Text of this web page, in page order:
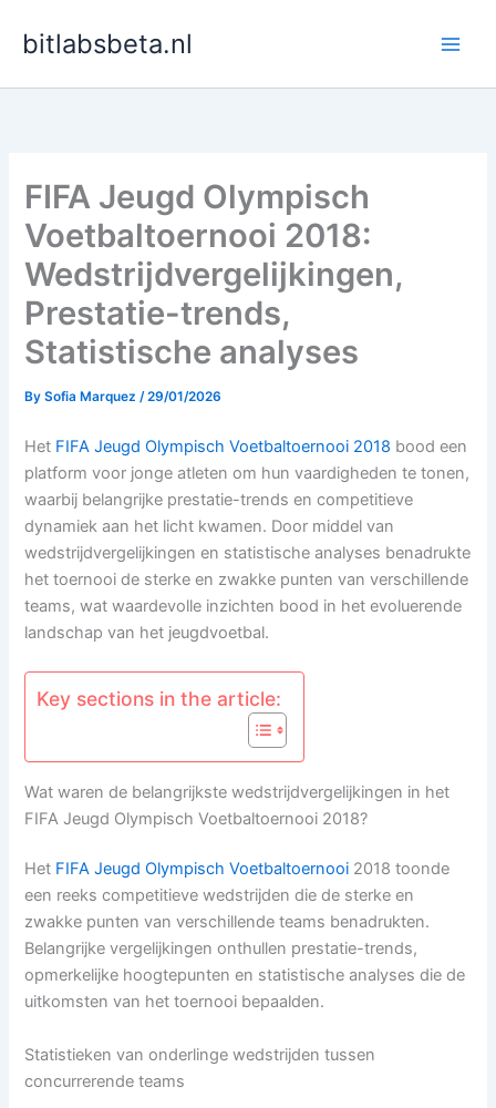
bitlabsbeta.nl
FIFA Jeugd Olympisch
Voetbaltoernooi 2018:
Wedstrijdvergelijkingen,
Prestatie-trends,
Statistische analyses
BySofia Marquez/29/01/2026
Het FIFA Jeugd Olympisch Voetbaltoernooi 2018 bood een
platform voor jonge atleten om hun vaardigheden te tonen,
waarbij belangrijke prestatie-trends en competitieve
dynamiek aan het licht kwamen. Door middel van
wedstrijdvergelijkingen en statistische analyses benadrukte
het toernooi de sterke en zwakke punten van verschillende
teams, wat waardevolle inzichten bood in het evoluerende
landschap van het jeugdvoetbal.
Key sections in the article:
Wat waren de belangrijkste wedstrijdvergelijkingen in het
FIFA Jeugd Olympisch Voetbaltoernooi 2018?
Het FIFA Jeugd Olympisch Voetbaltoernooi 2018 toonde
een reeks competitieve wedstrijden die de sterke en
zwakke punten van verschillende teams benadrukten.
Belangrijke vergelijkingen onthullen prestatie-trends,
opmerkelijke hoogtepunten en statistische analyses die de
uitkomsten van het toernooi bepaalden.
Statistieken van onderlinge wedstrijden tussen
concurrerende teams